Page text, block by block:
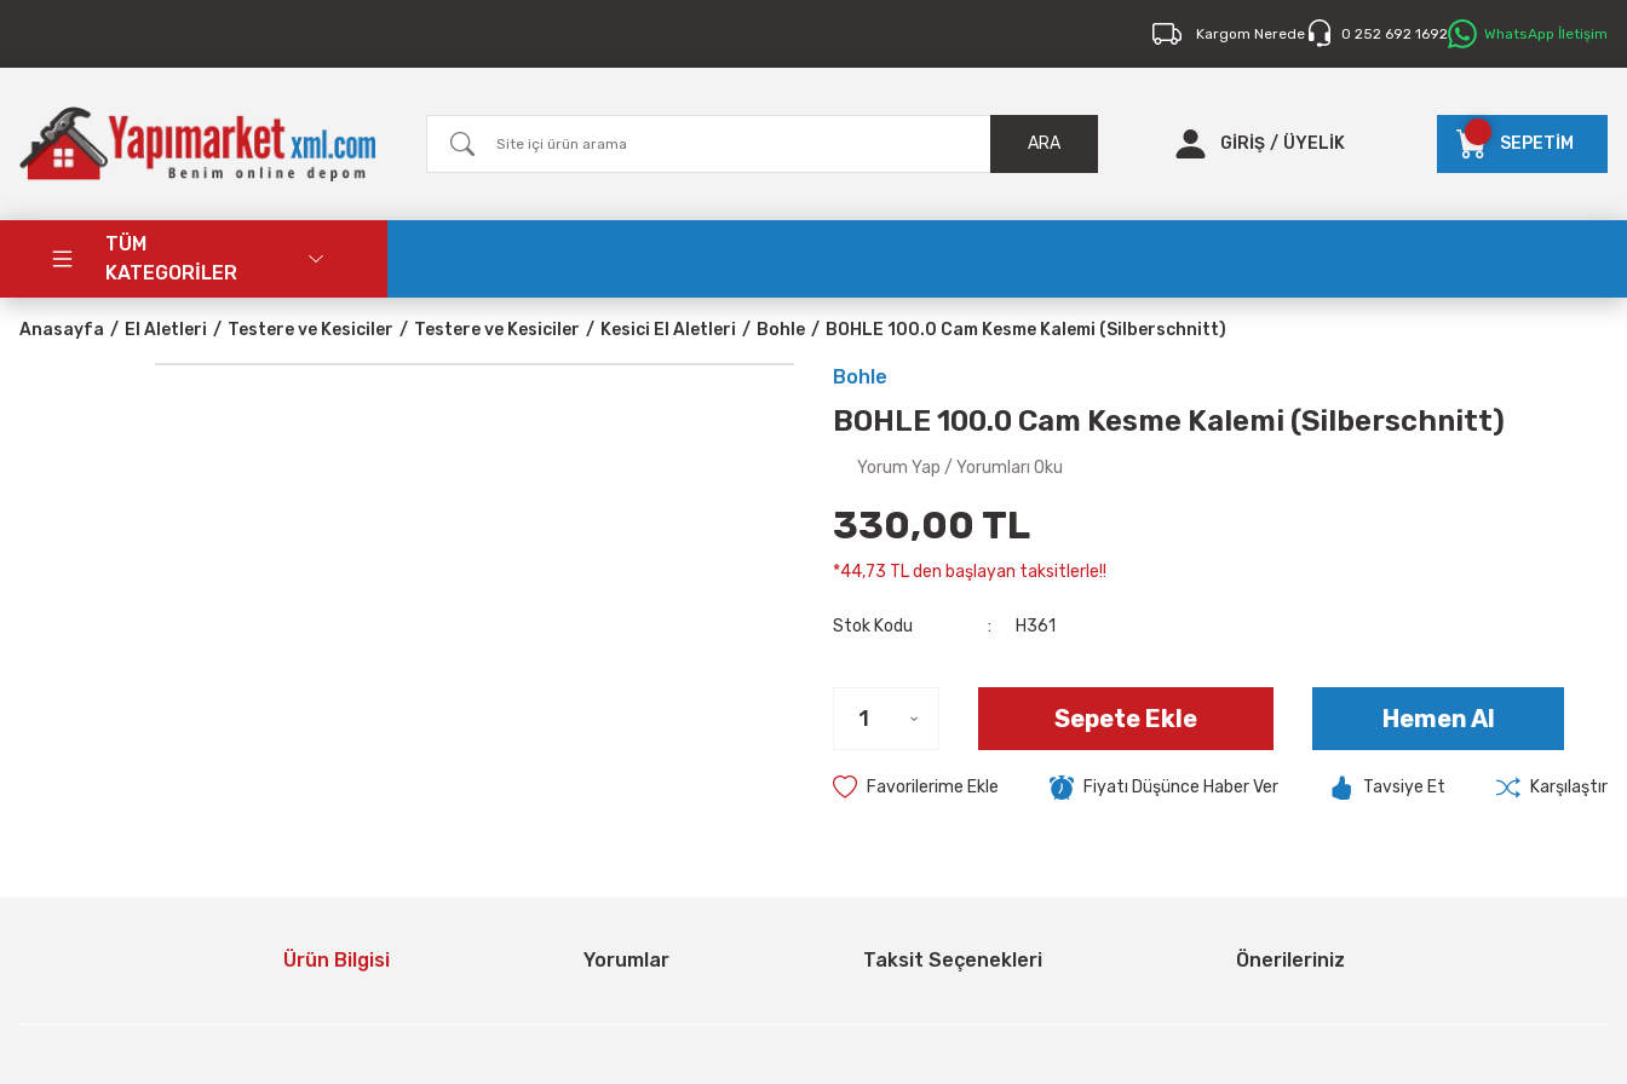
Kargom Nerede 0 252 692 1692 WhatsApp İletişim
ARA GİRİŞ / ÜYELİK SEPETİM
TÜM
KATEGORİLER
Anasayfa El Aletleri Testere ve Kesiciler Testere ve Kesiciler Kesici El Aletleri Bohle BOHLE 100.0 Cam Kesme Kalemi (Silberschnitt)
Bohle
BOHLE 100.0 Cam Kesme Kalemi (Silberschnitt)
Yorum Yap / Yorumları Oku
330,00 TL
*44,73 TL den başlayan taksitlerle!!
Stok Kodu H361
Sepete Ekle Hemen Al
Fiyatı Düşünce Haber Ver Tavsiye Et Karşılaştır
Ürün Bilgisi Yorumlar Taksit Seçenekleri Önerileriniz